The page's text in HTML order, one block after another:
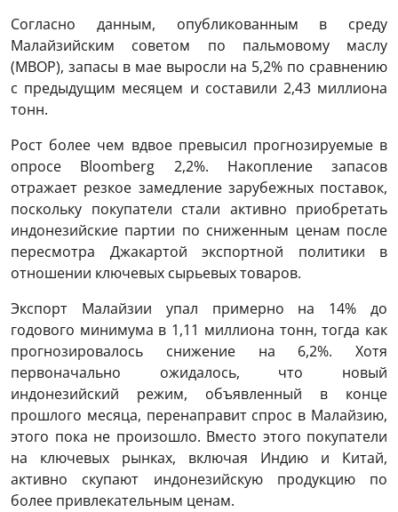
Согласно данным, опубликованным в среду
Малайзийским советом по пальмовому маслу
(MBOP), запасы в мае выросли на 5,2% по сравнению
с предыдущим месяцем и составили 2,43 миллиона
тонн.
Рост более чем вдвое превысил прогнозируемые в
опросе Bloomberg 2,2%. Накопление запасов
отражает резкое замедление зарубежных поставок,
поскольку покупатели стали активно приобретать
индонезийские партии по сниженным ценам после
пересмотра Джакартой экспортной политики в
отношении ключевых сырьевых товаров.
Экспорт Малайзии упал примерно на 14% до
годового минимума в 1,11 миллиона тонн, тогда как
прогнозировалось снижение на 6,2%. Хотя
первоначально ожидалось, что новый
индонезийский режим, объявленный в конце
прошлого месяца, перенаправит спрос в Малайзию,
этого пока не произошло. Вместо этого покупатели
на ключевых рынках, включая Индию и Китай,
активно скупают индонезийскую продукцию по
более привлекательным ценам.